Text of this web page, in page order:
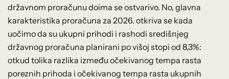
državnom proračunu doima se ostvarivo. No, glavna
karakteristika proračuna za 2026. otkriva se kada
uočimo da su ukupni prihodi i rashodi središnjeg
državnog proračuna planirani po višoj stopi od 8,3%:
otkud tolika razlika između očekivanog tempa rasta
poreznih prihoda i očekivanog tempa rasta ukupnih